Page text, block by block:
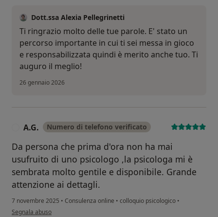
Dott.ssa Alexia Pellegrinetti
Ti ringrazio molto delle tue parole. E' stato un
percorso importante in cui ti sei messa in gioco
e responsabilizzata quindi è merito anche tuo. Ti
auguro il meglio!
26 gennaio 2026
A.G. Numero di telefono verificato
Da persona che prima d'ora non ha mai
usufruito di uno psicologo ,la psicologa mi è
sembrata molto gentile e disponibile. Grande
attenzione ai dettagli.
7 novembre 2025 • Consulenza online • colloquio psicologico •
secondo l'opinione dell'utente A.G.
Segnala abuso